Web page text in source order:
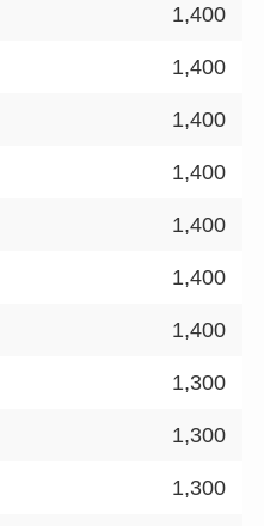
1,400
1,400
1,400
1,400
1,400
1,400
1,400
1,300
1,300
1,300